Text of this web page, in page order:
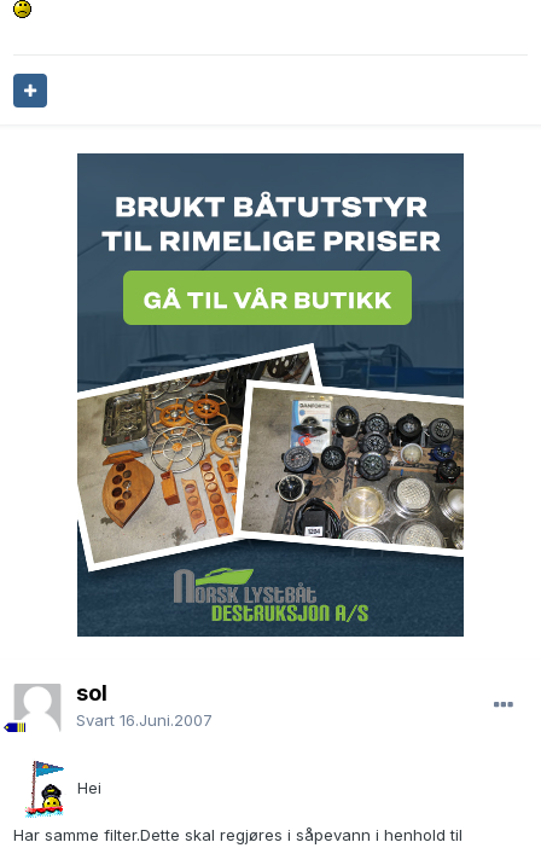
sol
Svart 16.Juni.2007
Hei
Har samme filter.Dette skal regjøres i såpevann i henhold til